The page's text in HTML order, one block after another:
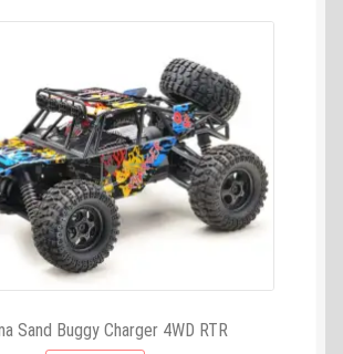
Sand Buggy Charger 4WD RTR